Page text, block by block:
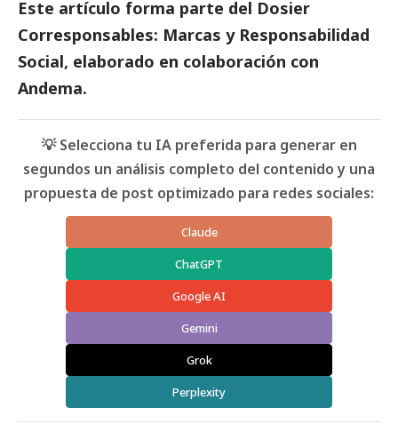
Este artículo forma parte del Dosier
Corresponsables: Marcas y Responsabilidad
Social, elaborado en colaboración con
Andema.
💡 Selecciona tu IA preferida para generar en
segundos un análisis completo del contenido y una
propuesta de post optimizado para redes sociales:
Claude
ChatGPT
Google AI
Gemini
Grok
Perplexity